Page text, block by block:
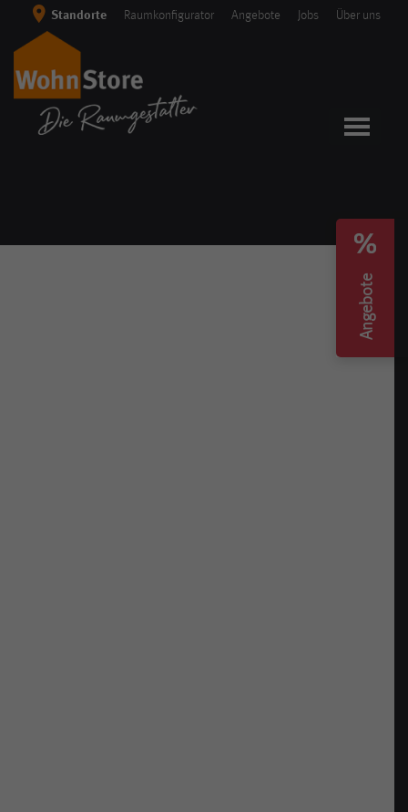
Angebote
content
Standorte Raumkonfigurator Angebote Jobs Über uns